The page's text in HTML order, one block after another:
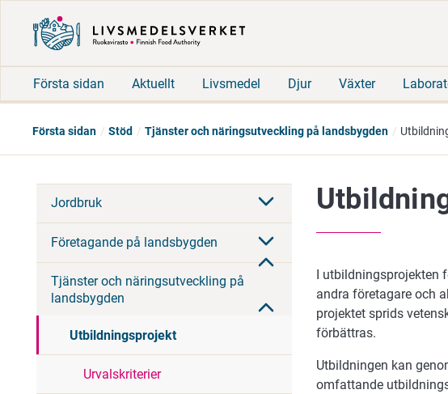
Första sidan Aktuellt Livsmedel Djur Växter
Första sidan Stöd Tjänster och näringsutveckling på landsbygden
Jordbruk
Företagande på landsbygden
Tjänster och näringsutveckling på
landsbygden
Utbildningsprojekt
Urvalskriterier
I utbildningsprojekten
andra företagare och
projektet sprids
förbättras.
Utbildningen kan
omfattande